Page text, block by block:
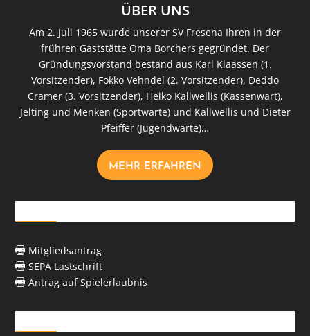
ÜBER UNS
Am 2. Juli 1965 wurde unserer SV Fresena Ihren in der
frühren Gaststätte Oma Borchers gegründet. Der
Gründungsvorstand bestand aus Karl Klaassen (1.
Vorsitzender), Fokko Vehndel (2. Vorsitzender), Deddo
Cramer (3. Vorsitzender), Heiko Kallwellis (Kassenwart),
Jelting und Menken (Sportwarte) und Kallwellis und Dieter
Pfeiffer (Jugendwarte)…
MEHR ERFAHREN
 Mitgliedsantrag
 SEPA Lastschrift
 Antrag auf Spielerlaubnis